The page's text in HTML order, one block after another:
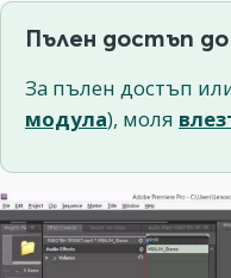
Пълен достъп
За пълен достъп
модула), моля